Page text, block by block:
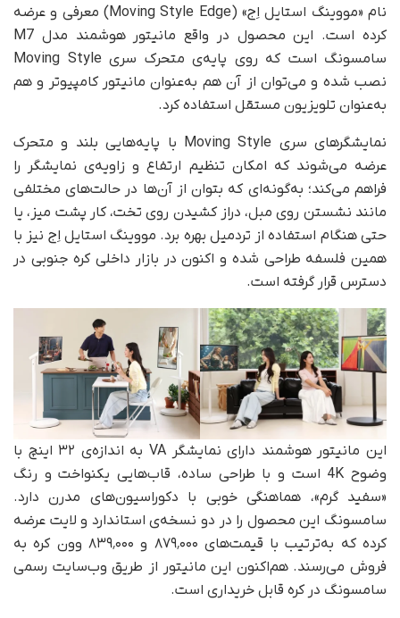
نام «مووینگ استایل اِج» (Moving Style Edge) معرفی و عرضه
کرده است. این محصول در واقع مانیتور هوشمند مدل M7
سامسونگ است که روی پایه‌ی متحرک سری Moving Style
نصب شده و می‌توان از آن هم به‌عنوان مانیتور کامپیوتر و هم
به‌عنوان تلویزیون مستقل استفاده کرد.
نمایشگرهای سری Moving Style با پایه‌هایی بلند و متحرک
عرضه می‌شوند که امکان تنظیم ارتفاع و زاویه‌ی نمایشگر را
فراهم می‌کند؛ به‌گونه‌ای که بتوان از آن‌ها در حالت‌های مختلفی
مانند نشستن روی مبل، دراز کشیدن روی تخت، کار پشت میز، یا
حتی هنگام استفاده از تردمیل بهره برد. مووینگ استایل اِج نیز با
همین فلسفه طراحی شده و اکنون در بازار داخلی کره جنوبی در
دسترس قرار گرفته است.
این مانیتور هوشمند دارای نمایشگر VA به اندازه‌ی ۳۲ اینچ با
وضوح 4K است و با طراحی ساده، قاب‌هایی یکنواخت و رنگ
«سفید گرم»، هماهنگی خوبی با دکوراسیون‌های مدرن دارد.
سامسونگ این محصول را در دو نسخه‌ی استاندارد و لایت عرضه
کرده که به‌ترتیب با قیمت‌های ۸۷۹٬۰۰۰ و ۸۳۹٬۰۰۰ وون کره به
فروش می‌رسند. هم‌اکنون این مانیتور از طریق وب‌سایت رسمی
سامسونگ در کره قابل خریداری است.